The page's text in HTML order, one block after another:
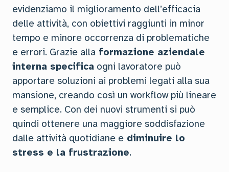
evidenziamo il miglioramento dell’efficacia
delle attività, con obiettivi raggiunti in minor
tempo e minore occorrenza di problematiche
e errori. Grazie alla formazione aziendale
interna specifica ogni lavoratore può
apportare soluzioni ai problemi legati alla sua
mansione, creando così un workflow più lineare
e semplice. Con dei nuovi strumenti si può
quindi ottenere una maggiore soddisfazione
dalle attività quotidiane e diminuire lo
stress e la frustrazione.